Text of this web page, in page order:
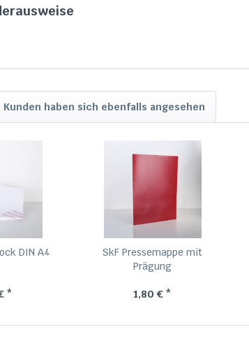
Kunden haben sich ebenfalls angesehen
DIN A4
*
SkF Pressemappe mit
Prägung
1,80 € *